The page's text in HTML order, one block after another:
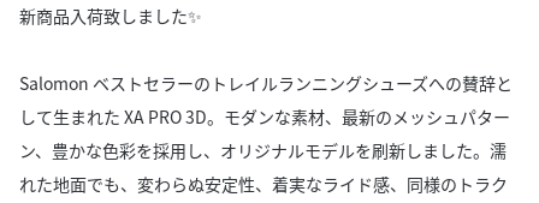
新商品入荷致しました✨
Salomon ベストセラーのトレイルランニングシューズへの賛辞と
して生まれた XA PRO 3D。モダンな素材、最新のメッシュパター
ン、豊かな色彩を採用し、オリジナルモデルを刷新しました。濡
れた地面でも、変わらぬ安定性、着実なライド感、同様のトラク